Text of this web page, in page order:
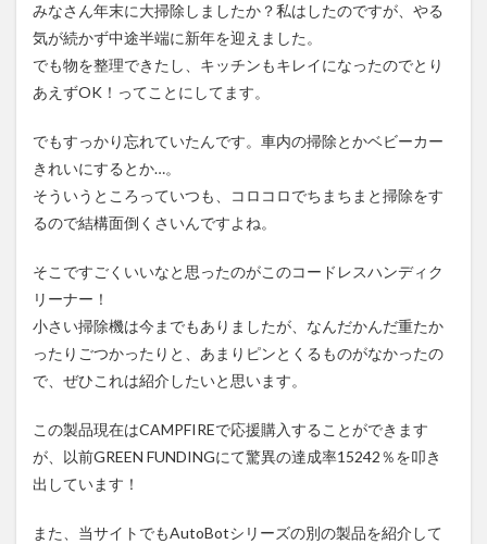
手も
Good！
1.6
まと
みなさん年末に大掃除しましたか？私はしたのですが、やる
気が続かず中途半端に新年を迎えました。
でも物を整理できたし、キッチンもキレイになったのでとり
あえずOK！ってことにしてます。
でもすっかり忘れていたんです。車内の掃除とかベビーカー
きれいにするとか…。
そういうところっていつも、コロコロでちまちまと掃除をす
るので結構面倒くさいんですよね。
そこですごくいいなと思ったのがこのコードレスハンディク
リーナー！
小さい掃除機は今までもありましたが、なんだかんだ重たか
ったりごつかったりと、あまりピンとくるものがなかったの
で、ぜひこれは紹介したいと思います。
この製品現在はCAMPFIREで応援購入することができます
が、以前GREEN FUNDINGにて驚異の達成率15242％を叩き
出しています！
また、当サイトでもAutoBotシリーズの別の製品を紹介して